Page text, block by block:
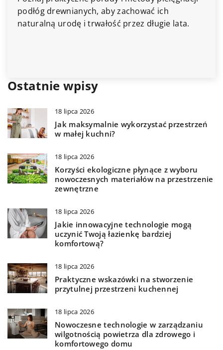
lata.
stworzyć harmonijną aranżację.
Ostatnie wpisy
18 lipca 2026
Jak maksymalnie wykorzystać przestrzeń
w małej kuchni?
18 lipca 2026
Korzyści ekologiczne płynące z wyboru
nowoczesnych materiałów na przestrzenie
zewnętrzne
18 lipca 2026
Jakie innowacyjne technologie mogą
uczynić Twoją łazienkę bardziej
komfortową?
18 lipca 2026
Praktyczne wskazówki na stworzenie
przytulnej przestrzeni kuchennej
18 lipca 2026
Nowoczesne technologie w zarządzaniu
wilgotnością powietrza dla zdrowego i
komfortowego domu